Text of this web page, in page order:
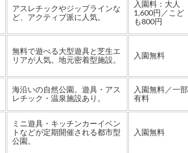
アスレチックやジップラインな
ど、アクティブ派に人気。
入園料：大人
1,600円／こど
も800円
無料で遊べる大型遊具と芝生エ
リアが人気。地元密着型施設。
入園無料
海沿いの自然公園。遊具・アス
レチック・温泉施設あり。
入園無料／一部
有料
ミニ遊具・キッチンカーイベン
トなどが定期開催される都市型
公園。
入園無料